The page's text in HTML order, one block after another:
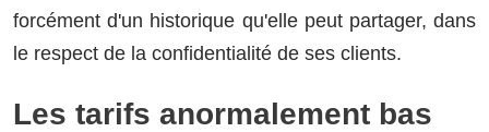
forcément d'un historique qu'elle peut partager, dans
le respect de la confidentialité de ses clients.
Les tarifs anormalement bas